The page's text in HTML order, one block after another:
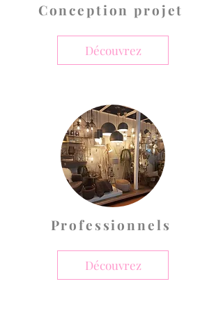
Conception projet
Découvrez
Professionnels
Découvrez